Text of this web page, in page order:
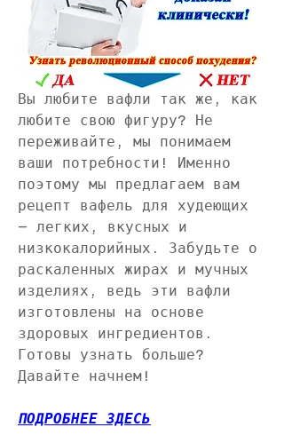
Вы любите вафли так же, как
любите свою фигуру? Не
переживайте, мы понимаем
ваши потребности! Именно
поэтому мы предлагаем вам
рецепт вафель для худеющих
– легких, вкусных и
низкокалорийных. Забудьте о
раскаленных жирах и мучных
изделиях, ведь эти вафли
изготовлены на основе
здоровых ингредиентов.
Готовы узнать больше?
Давайте начнем!
ПОДРОБНЕЕ ЗДЕСЬ